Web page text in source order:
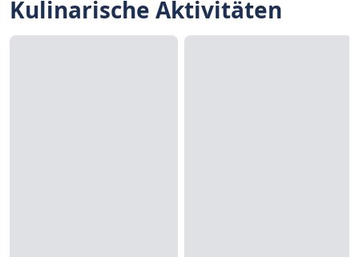
Kulinarische Aktivitäten